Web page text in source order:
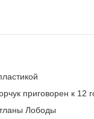
приговорен к 12
Лободы